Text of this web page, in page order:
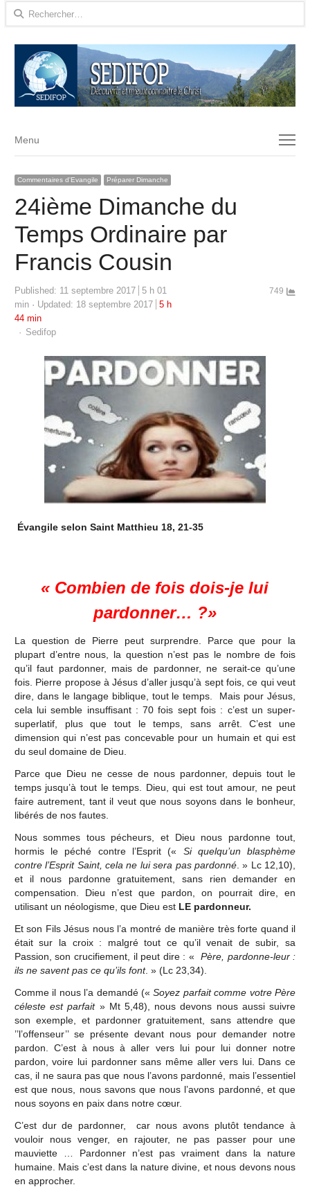
Rechercher :
Menu
Menu
Commentaires d'Evangile Préparer Dimanche
24ième Dimanche du
Temps Ordinaire par
Francis Cousin
Published: 11 septembre 2017
5 h 01
min
Updated: 18 septembre 2017
5 h
44 min
Author
Sedifop
749
Évangile selon Saint Matthieu 18, 21-35
« Combien de fois dois-je lui
pardonner… ?»
La question de Pierre peut surprendre. Parce que pour la
plupart d’entre nous, la question n’est pas le nombre de fois
qu’il faut pardonner, mais de pardonner, ne serait-ce qu’une
fois. Pierre propose à Jésus d’aller jusqu’à sept fois, ce qui veut
dire, dans le langage biblique, tout le temps. Mais pour Jésus,
cela lui semble insuffisant : 70 fois sept fois : c’est un super-
superlatif, plus que tout le temps, sans arrêt. C’est une
dimension qui n’est pas concevable pour un humain et qui est
du seul domaine de Dieu.
Parce que Dieu ne cesse de nous pardonner, depuis tout le
temps jusqu’à tout le temps. Dieu, qui est tout amour, ne peut
faire autrement, tant il veut que nous soyons dans le bonheur,
libérés de nos fautes.
Nous sommes tous pécheurs, et Dieu nous pardonne tout,
hormis le péché contre l’Esprit (« Si quelqu’un blasphème
contre l’Esprit Saint, cela ne lui sera pas pardonné. » Lc 12,10),
et il nous pardonne gratuitement, sans rien demander en
compensation. Dieu n’est que pardon, on pourrait dire, en
utilisant un néologisme, que Dieu est LE pardonneur.
Et son Fils Jésus nous l’a montré de manière très forte quand il
était sur la croix : malgré tout ce qu’il venait de subir, sa
Passion, son crucifiement, il peut dire : « Père, pardonne-leur :
ils ne savent pas ce qu’ils font. » (Lc 23,34).
Comme il nous l’a demandé («Soyez parfait comme votre Père
céleste est parfait» Mt 5,48), nous devons nous aussi suivre
son exemple, et pardonner gratuitement, sans attendre que
’’l’offenseur’’ se présente devant nous pour demander notre
pardon. C’est à nous à aller vers lui pour lui donner notre
pardon, voire lui pardonner sans même aller vers lui. Dans ce
cas, il ne saura pas que nous l’avons pardonné, mais l’essentiel
est que nous, nous savons que nous l’avons pardonné, et que
nous soyons en paix dans notre cœur.
C’est dur de pardonner, car nous avons plutôt tendance à
vouloir nous venger, en rajouter, ne pas passer pour une
mauviette … Pardonner n’est pas vraiment dans la nature
humaine. Mais c’est dans la nature divine, et nous devons nous
en approcher.